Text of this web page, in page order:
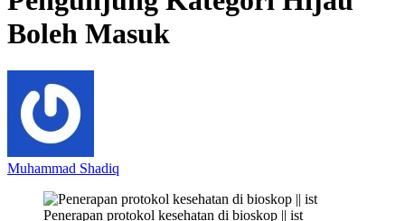
Boleh Masuk
Muhammad Shadiq
Penerapan protokol kesehatan di bioskop || ist